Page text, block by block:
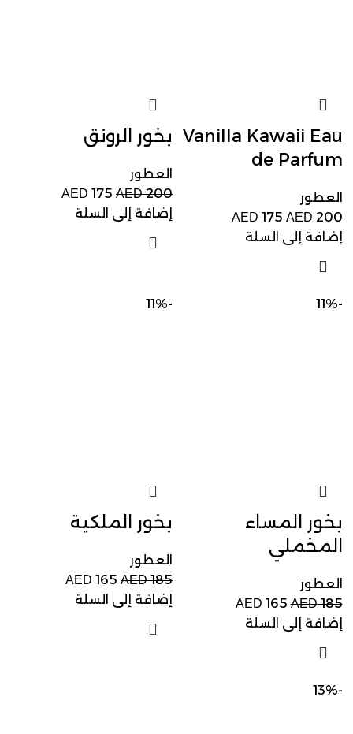
Vanilla Kawaii Eau
de Parfum
العطور
AED200
AED 175
إضافة إلى السلة
بخور الرونق
العطور
AED200
AED 175
إضافة إلى السلة
-11%
بخور المساء
المخملي
العطور
AED185
AED 165
إضافة إلى السلة
-11%
بخور الملكية
العطور
AED185
AED 165
إضافة إلى السلة
-13%